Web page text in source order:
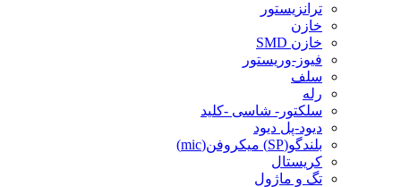
ترانزیستور
خازن
خازن SMD
فیوز-وریستور
سلف
رله
سلکتور- شاسی -کلید
دیود-پل دیود
بلندگو(SP) میکروفن(mic)
کریستال
تگ و ماژول